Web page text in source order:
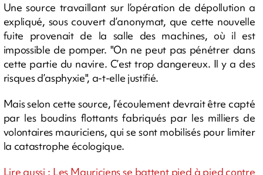
Une source travaillant sur l’opération de dépollution a
expliqué, sous couvert d’anonymat, que cette nouvelle
fuite provenait de la salle des machines, où il est
impossible de pomper. "On ne peut pas pénétrer dans
cette partie du navire. C’est trop dangereux. Il y a des
risques d’asphyxie", a-t-elle justifié.
Mais selon cette source, l’écoulement devrait être capté
par les boudins flottants fabriqués par les milliers de
volontaires mauriciens, qui se sont mobilisés pour limiter
la catastrophe écologique.
Lire aussi : Les Mauriciens se battent pied à pied contre